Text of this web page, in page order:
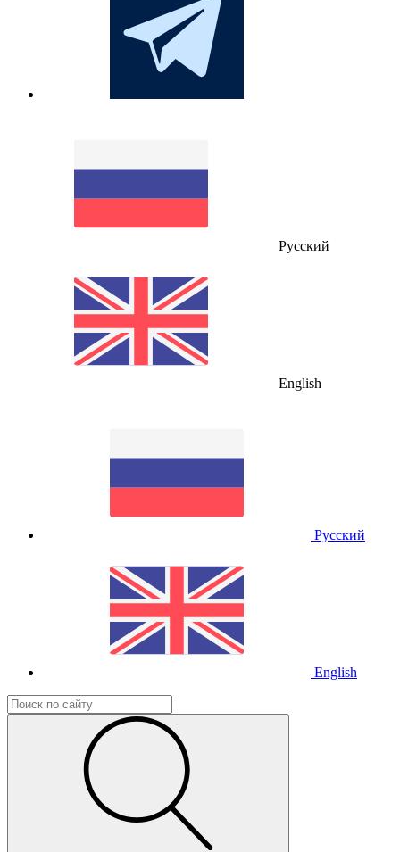
Русский
English
Русский
English